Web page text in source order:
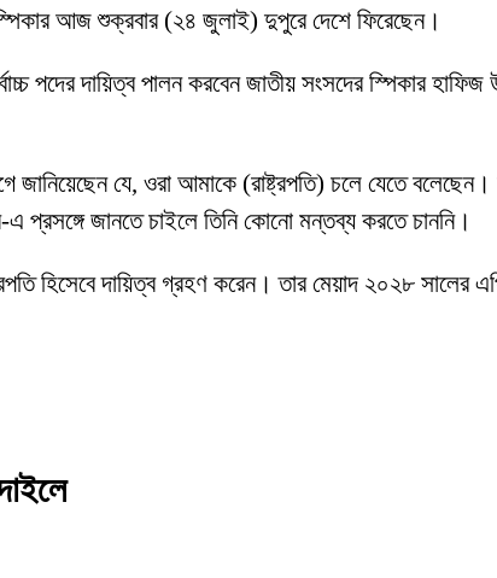
আজ শুক্রবার (২৪ জুলাই) দুপুরে দেশে ফিরেছেন।
পদের দায়িত্ব পালন করবেন জাতীয় সংসদের স্পিকার
জানিয়েছেন যে, ওরা আমাকে (রাষ্ট্রপতি) চলে যেতে
প্রসঙ্গে জানতে চাইলে তিনি কোনো মন্তব্য করতে চাননি।
হিসেবে দায়িত্ব গ্রহণ করেন। তার মেয়াদ ২০২৮ সালের